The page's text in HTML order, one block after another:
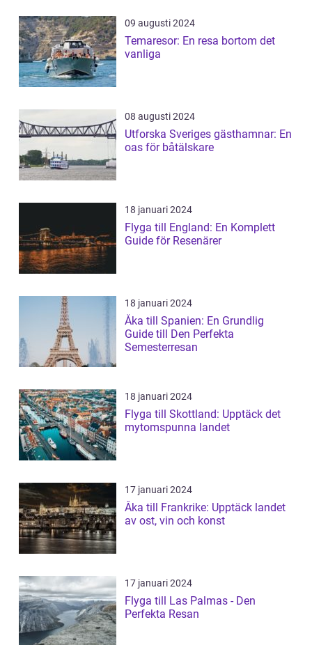
09 augusti 2024
Temaresor: En resa bortom det
vanliga
08 augusti 2024
Utforska Sveriges gästhamnar: En
oas för båtälskare
18 januari 2024
Flyga till England: En Komplett
Guide för Resenärer
18 januari 2024
Åka till Spanien: En Grundlig
Guide till Den Perfekta
Semesterresan
18 januari 2024
Flyga till Skottland: Upptäck det
mytomspunna landet
17 januari 2024
Åka till Frankrike: Upptäck landet
av ost, vin och konst
17 januari 2024
Flyga till Las Palmas - Den
Perfekta Resan